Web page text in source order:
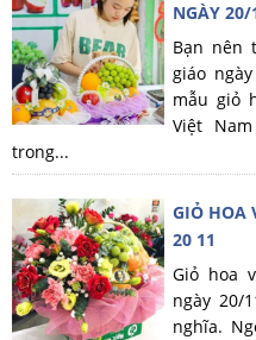
NGÀY 20/
Bạn nên
giáo
mẫu giỏ
Việt
trong...
GIỎ HOA
20 11
Giỏ hoa
ngày 20/
nghĩa.